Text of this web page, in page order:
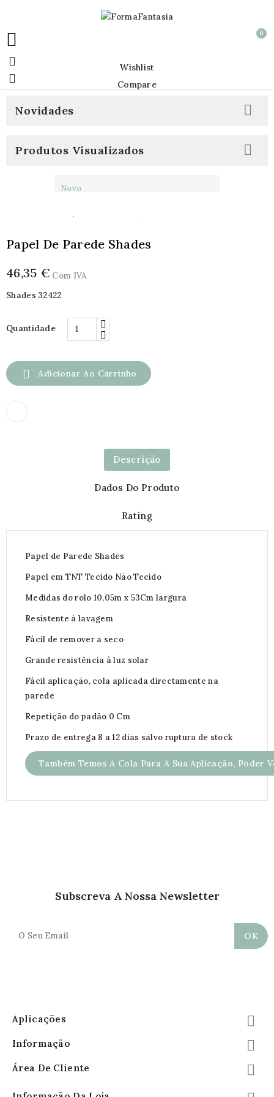
 0
 Wishlist
 Compare
Novidades 
Produtos Visualizados 
Novo
Papel De Parede Shades
46,35 € Com IVA
Shades 32422
Quantidade
 Adicionar Ao Carrinho
Descrição
Dados Do Produto
Rating
Papel de Parede Shades
Papel em TNT Tecido Não Tecido
Medidas do rolo 10,05m x 53Cm largura
Resistente à lavagem
Fácil de remover a seco
Grande resistência à luz solar
Fácil aplicação, cola aplicada directamente na
parede
Repetição do padão 0 Cm
Prazo de entrega 8 a 12 dias salvo ruptura de stock
Também Temos A Cola Para A Sua Aplicação, Poder
Subscreva A Nossa Newsletter
Aplicações 
Informação 
Área De Cliente 